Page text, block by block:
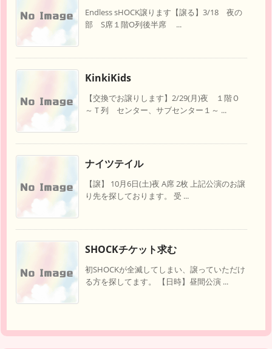
Endless sHOCK譲ります【譲る】3/18 夜の
部 S席１階O列後半席 ...
KinkiKids
【交換でお譲りします】2/29(月)夜 １階Ｏ
～Ｔ列 センター、サブセンター１～ ...
ナイツテイル
【譲】 10月6日(土)夜 A席 2枚 上記公演のお譲
り先を探しております。 受 ...
SHOCKチケット求む
初SHOCKが全滅してしまい、譲っていただけ
る方を探してます。 【日時】昼間公演 ...